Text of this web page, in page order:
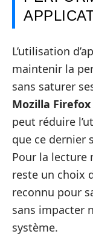
L’utilisation
maintenir la
sans saturer
Mozilla Firefox
peut réduire
que ce dernier
Pour la lecture
reste un choix
reconnu pour
sans impacter
système.